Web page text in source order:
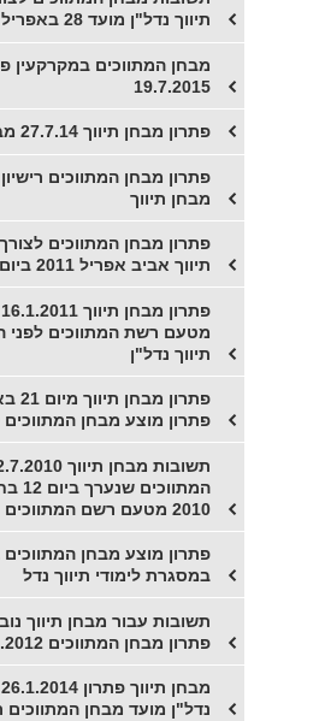
תיווך נדל"ן מועד 28 באפריל 2015
מבחן המתווכים במקרקעין
19.7.2015
פתרון מבחן תיווך 27.7.14 מבחן המתווכים
מבחן תיווך
פתרון מבחן המתווכים
תיווך אביב אפריל 2011 ביום 27.4.11
מטעם רשת המתווכים לפני
תיווך נדל"ן
פתרון מוצע מבחן המתווכים 21.10.2010
2010 מטעם רשם המתווכים
פתרון מוצע מבחן
במסגרת לימודי תיווך נדל
פתרון מבחן המתווכים 11.11.2012
נדל"ן מועד מבחן המתווכים